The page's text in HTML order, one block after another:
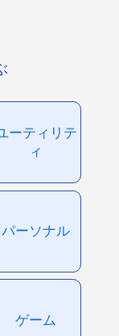
ーティリテ
ィ
パーソナル
ゲーム